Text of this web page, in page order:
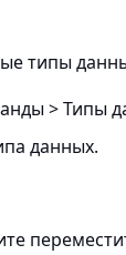
типы
> Типы
данных.